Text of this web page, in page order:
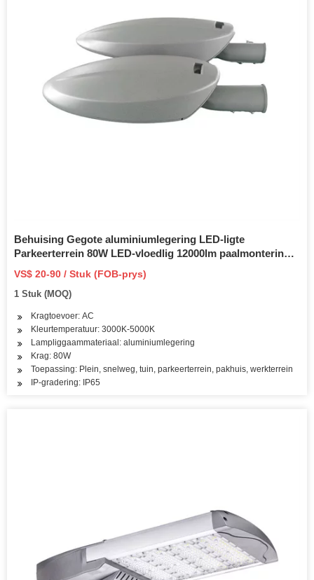
Behuising Gegote aluminiumlegering LED-ligte
Parkeerterrein 80W LED-vloedlig 12000lm paalmontering
LED-lig IP65 AC 100-277V CE RoHS Buitegebied LED
Straatlig
VS$ 20-90 / Stuk (FOB-prys)
1 Stuk (MOQ)
Kragtoevoer: AC
Kleurtemperatuur: 3000K-5000K
Lampliggaammateriaal: aluminiumlegering
Krag: 80W
Toepassing: Plein, snelweg, tuin, parkeerterrein, pakhuis, werkterrein
IP-gradering: IP65